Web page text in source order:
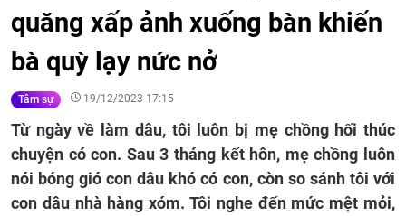
quăng xấp ảnh xuống bàn khiến
bà quỳ lạy nức nở
Tâm sự 19/12/2023 17:15
Từ ngày về làm dâu, tôi luôn bị mẹ chồng hối thúc
chuyện có con. Sau 3 tháng kết hôn, mẹ chồng luôn
nói bóng gió con dâu khó có con, còn so sánh tôi với
con dâu nhà hàng xóm. Tôi nghe đến mức mệt mỏi,